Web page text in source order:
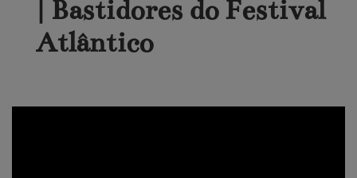
| Bastidores do Festival
Atlântico